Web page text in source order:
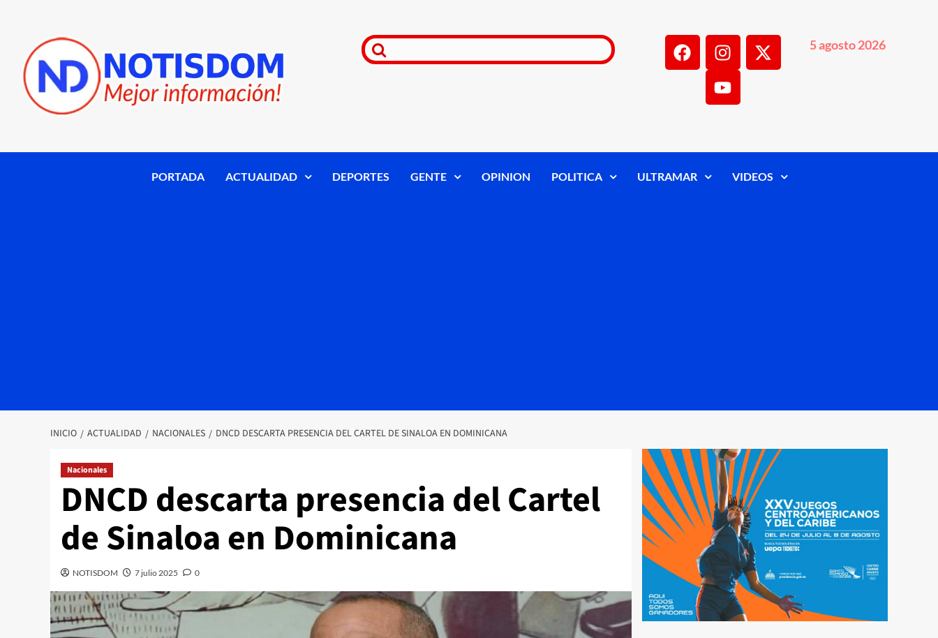
5 agosto 2026
PORTADA ACTUALIDAD DEPORTES GENTE OPINION POLITICA ULTRAMAR VIDEOS
INICIO ACTUALIDAD NACIONALES DNCD DESCARTA PRESENCIA DEL CARTEL DE SINALOA EN DOMINICANA
Nacionales
DNCD descarta presencia del Cartel
de Sinaloa en Dominicana
NOTISDOM 7 julio 2025 0